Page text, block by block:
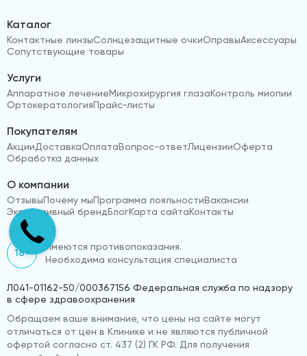
Каталог
Контактные линзыСолнцезащитные очкиОправыАксессуары
Сопутствующие товары
Услуги
Аппаратное лечениеМикрохирургия глазаКонтроль миопии
ОртокератологияПрайс-листы
Покупателям
АкцииДоставкаОплатаВопрос-ответЛицензииОферта
Обработка данных
О компании
ОтзывыПочему мыПрограмма лояльностиВакансии
Эксклюзивный брендБлогКарта сайтаКонтакты
18+
Имеются противопоказания.
Необходима консультация специалиста
Л041-01162-50/000367156 Федеральная служба по надзору
в сфере здравоохранения
Обращаем ваше внимание, что цены на сайте могут
отличаться от цен в Клинике и не являются публичной
офертой согласно ст. 437 (2) ГК РФ. Для получения